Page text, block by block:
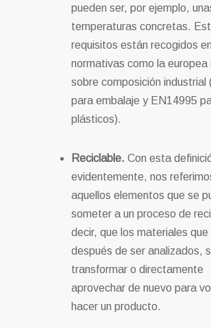
pueden ser, por ejemplo,
temperaturas concretas.
requisitos están recogidos
normativas como la europea
sobre composición industrial
para embalaje y EN14995
plásticos).
Reciclable. Con esta
evidentemente, nos
aquellos elementos que se
someter a un proceso de
decir, que los materiales que
después de ser analizados,
transformar o directamente
aprovechar de nuevo para
hacer un producto.